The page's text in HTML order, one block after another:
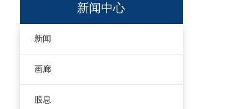
新闻中心
新闻
画廊
股息